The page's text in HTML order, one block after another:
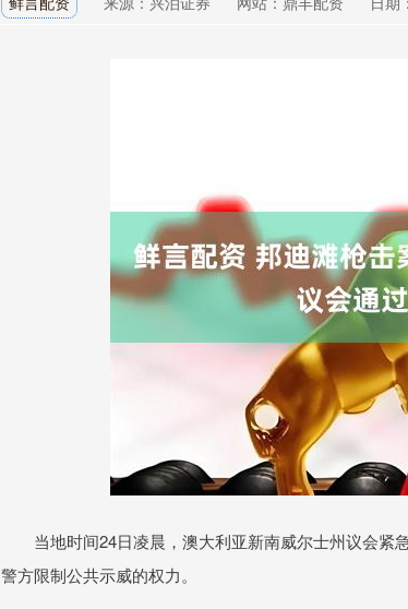
当地时间24日凌晨，澳大利亚新南威尔士州议会紧
警方限制公共示威的权力。